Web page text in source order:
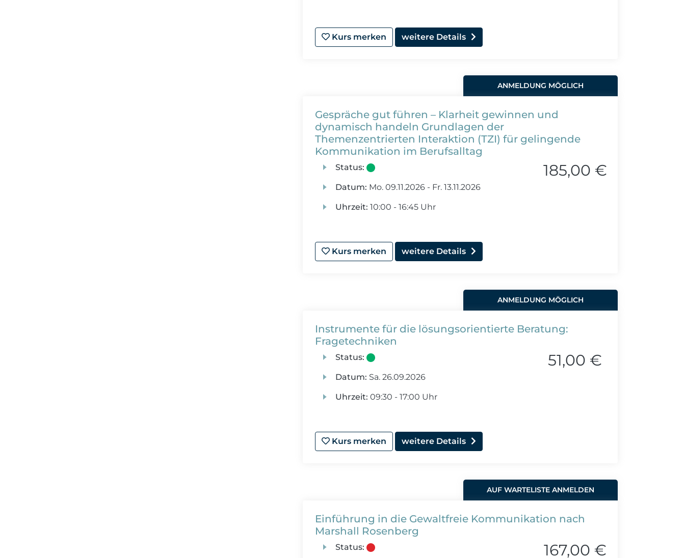
Kurs merken weitere Details
ANMELDUNG MÖGLICH
Gespräche gut führen – Klarheit gewinnen und
dynamisch handeln Grundlagen der
Themenzentrierten Interaktion (TZI) für gelingende
Kommunikation im Berufsalltag
Status:
Datum: Mo.09.11.2026 - Fr.13.11.2026
Uhrzeit: 10:00 - 16:45 Uhr
185,00 €
Kurs merken weitere Details
ANMELDUNG MÖGLICH
Instrumente für die lösungsorientierte Beratung:
Fragetechniken
Status:
Datum: Sa.26.09.2026
Uhrzeit: 09:30 - 17:00 Uhr
51,00 €
Kurs merken weitere Details
AUF WARTELISTE ANMELDEN
Einführung in die Gewaltfreie Kommunikation nach
Marshall Rosenberg
Status: 167,00 €